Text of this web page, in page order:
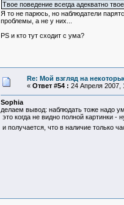
Твое поведение всегда адекватно
Я то не парюсь, но наблюдатели
проблемы, а не у них...
PS и кто тут сходит с ума?
Re: Мой взгляд на
« Ответ #54 : 24 Апреля 2007,
Sophia
делаем вывод: наблюдать тоже надо
это когда не видно полной картинки -
и получается, что в наличие только